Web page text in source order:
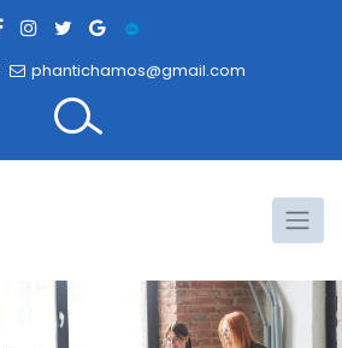
phantichamos@gmail.com